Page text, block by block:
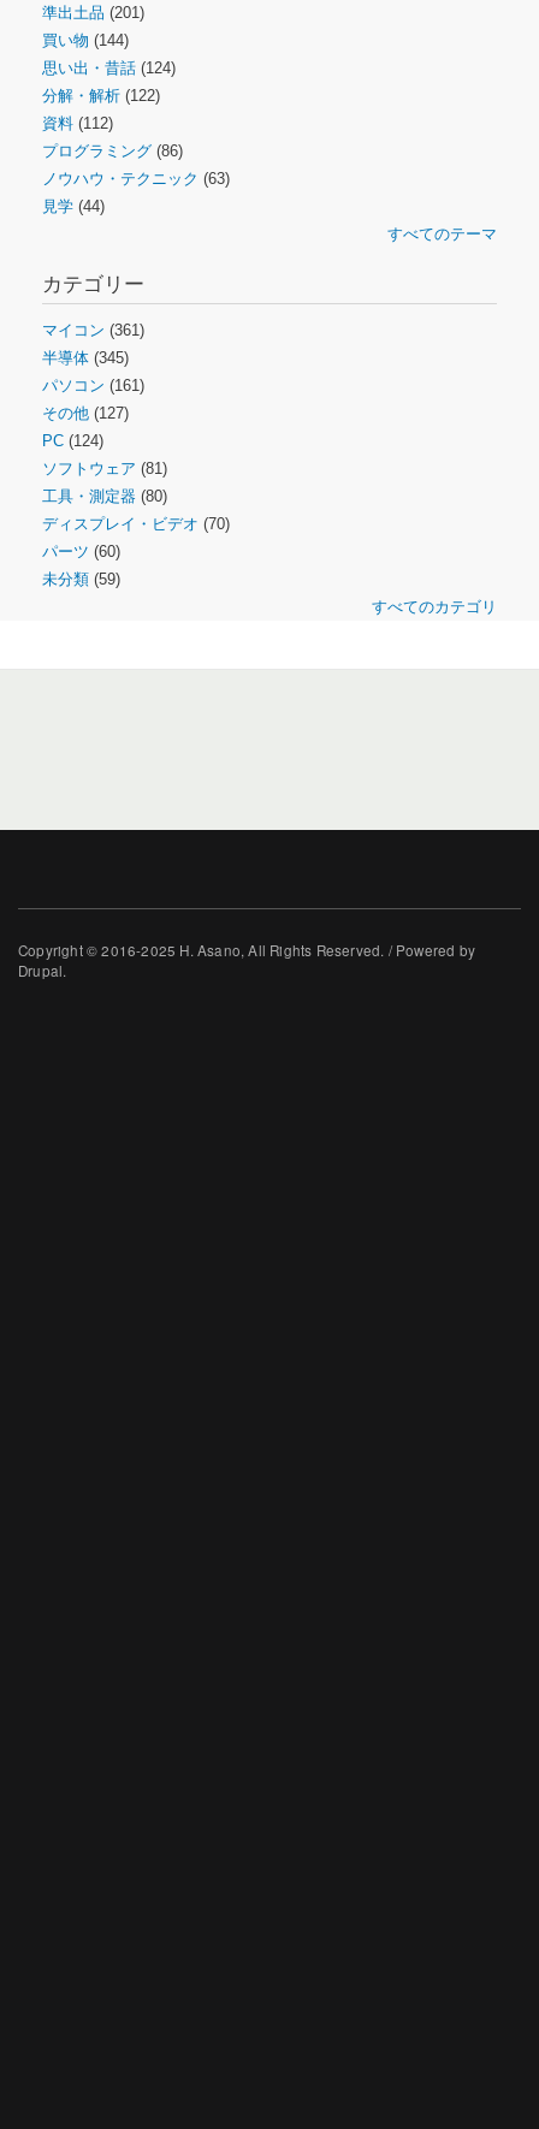
準出土品 (201)
買い物 (144)
思い出・昔話 (124)
分解・解析 (122)
資料 (112)
プログラミング (86)
ノウハウ・テクニック (63)
見学 (44)
すべてのテーマ
カテゴリー
マイコン (361)
半導体 (345)
パソコン (161)
その他 (127)
PC (124)
ソフトウェア (81)
工具・測定器 (80)
ディスプレイ・ビデオ (70)
パーツ (60)
未分類 (59)
すべてのカテゴリ
Copyright © 2016-2025 H. Asano, All Rights Reserved. / Powered by
Drupal.